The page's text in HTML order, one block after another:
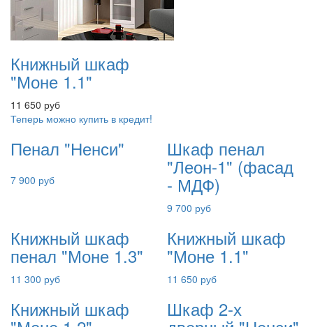
Книжный шкаф
"Моне 1.1"
11 650 руб
Теперь можно купить в кредит!
Пенал "Ненси"
7 900 руб
Шкаф пенал
"Леон-1" (фасад
- МДФ)
9 700 руб
Книжный шкаф
пенал "Моне 1.3"
11 300 руб
Книжный шкаф
"Моне 1.1"
11 650 руб
Книжный шкаф Шкаф 2-х